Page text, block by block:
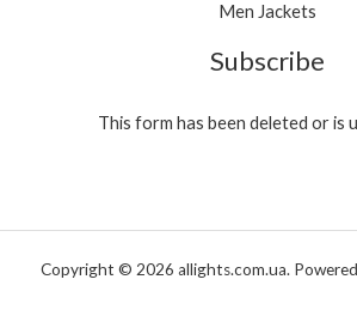
Men Jackets
Subscribe
This form has been deleted or is
Copyright © 2026 allights.com.ua.